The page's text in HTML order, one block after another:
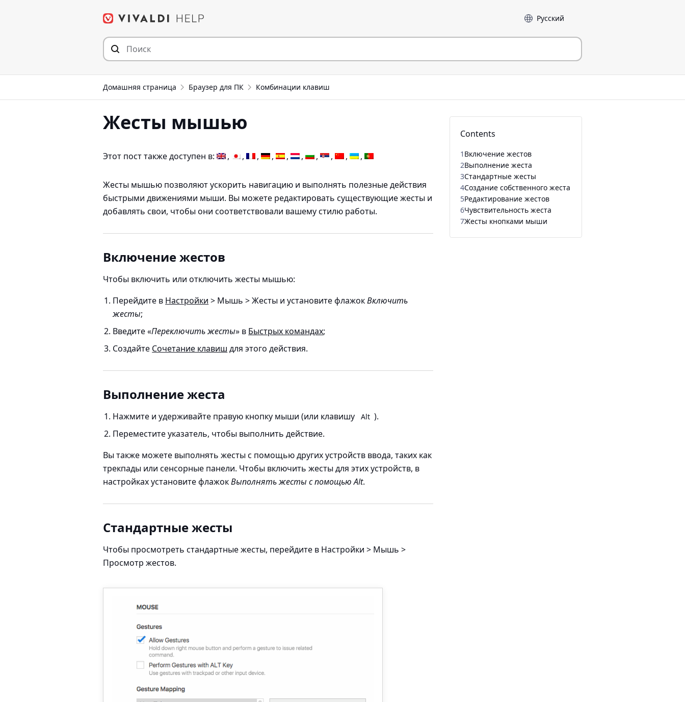
Language
Домашняя страница Браузер для ПК Комбинации клавиш
Жесты мышью
Этот пост также доступен в:
Жесты мышью позволяют ускорить навигацию и выполнять полезные действия
быстрыми движениями мыши. Вы можете редактировать существующие жесты и
добавлять свои, чтобы они соответствовали вашему стилю работы.
Включение жестов
Чтобы включить или отключить жесты мышью:
Перейдите в Настройки > Мышь > Жесты и установите флажокВключить
жесты;
Введите «Переключить жесты» в Быстрых командах;
Создайте Сочетание клавиш для этого действия.
Выполнение жеста
Нажмите и удерживайте правую кнопку мыши (или клавишу Alt ).
Переместите указатель, чтобы выполнить действие.
Вы также можете выполнять жесты с помощью других устройств ввода, таких как
трекпады или сенсорные панели. Чтобы включить жесты для этих устройств, в
настройках установите флажокВыполнять жесты с помощью Alt.
Стандартные жесты
Чтобы просмотреть стандартные жесты, перейдите в Настройки > Мышь >
Просмотр жестов.
Contents
1 Включение жестов
2Выполнение жеста
3Стандартные жесты
4Создание собственного жеста
5Редактирование жестов
6Чувствительность жеста
7Жесты кнопками мыши